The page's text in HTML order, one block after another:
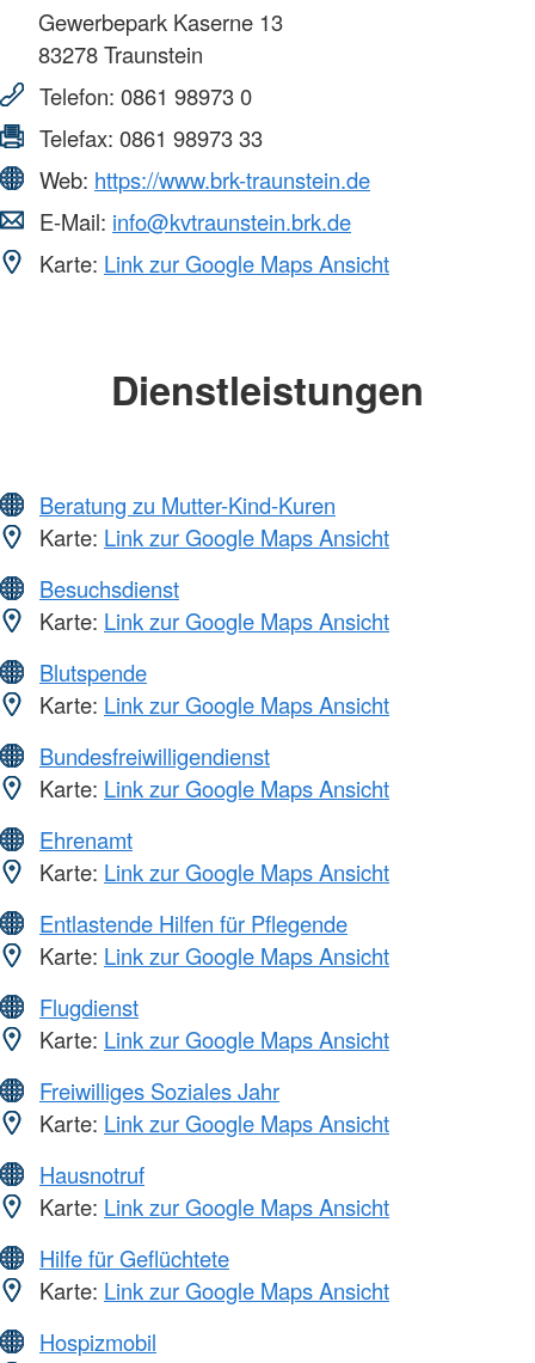
Gewerbepark Kaserne 13
83278Traunstein
Telefon: 0861 98973 0
Telefax: 0861 98973 33
Web: https://www.brk-traunstein.de
E-Mail: info@kvtraunstein.brk.de
Karte: Link zur Google Maps Ansicht
Dienstleistungen
Beratung zu Mutter-Kind-Kuren
Karte: Link zur Google Maps Ansicht
Besuchsdienst
Karte: Link zur Google Maps Ansicht
Blutspende
Karte: Link zur Google Maps Ansicht
Bundesfreiwilligendienst
Karte: Link zur Google Maps Ansicht
Ehrenamt
Karte: Link zur Google Maps Ansicht
Entlastende Hilfen für Pflegende
Karte: Link zur Google Maps Ansicht
Flugdienst
Karte: Link zur Google Maps Ansicht
Freiwilliges Soziales Jahr
Karte: Link zur Google Maps Ansicht
Hausnotruf
Karte: Link zur Google Maps Ansicht
Hilfe für Geflüchtete
Karte: Link zur Google Maps Ansicht
Hospizmobil